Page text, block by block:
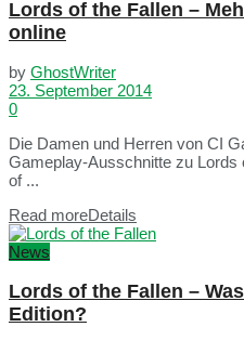
Lords of the Fallen –
online
by GhostWriter
23. September 2014
0
Die Damen und Herren von CI
Gameplay-Ausschnitte zu Lords
of ...
Read moreDetails
News
Lords of the Fallen –
Edition?